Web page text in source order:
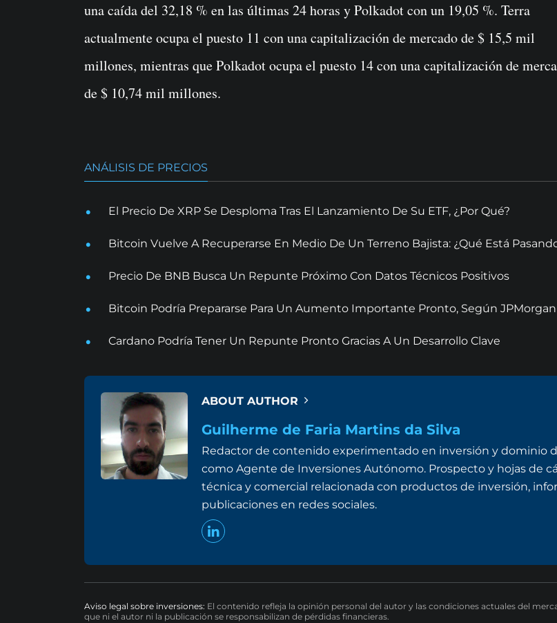
una caída del 32,18 % en las últimas 24 horas y Polkadot con un 19,05 %. Terra
actualmente ocupa el puesto 11 con una capitalización de mercado de $ 15,5 mil
millones, mientras que Polkadot ocupa el puesto 14 con una capitalización de
de $ 10,74 mil millones.
ANÁLISIS DE PRECIOS
El Precio De XRP Se Desploma Tras El Lanzamiento De Su ETF, ¿Por Qué?
Bitcoin Vuelve A Recuperarse En Medio De Un Terreno Bajista: ¿Qué Está
Precio De BNB Busca Un Repunte Próximo Con Datos Técnicos Positivos
Bitcoin Podría Prepararse Para Un Aumento Importante Pronto, Según JPMorgan
Cardano Podría Tener Un Repunte Pronto Gracias A Un Desarrollo Clave
ABOUT AUTHOR
Guilherme de Faria Martins da Silva
Redactor de contenido experimentado en inversión y dominio
como Agente de Inversiones Autónomo. Prospecto y hojas de
técnica y comercial relacionada con productos de inversión,
publicaciones en redes sociales.
Aviso legal sobre inversiones: El contenido refleja la opinión personal del autor y las condiciones actuales del
que ni el autor ni la publicación se responsabilizan de pérdidas financieras.